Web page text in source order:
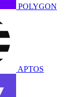
POLYGON
APTOS